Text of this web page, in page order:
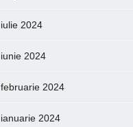
iulie 2024
iunie 2024
februarie 2024
ianuarie 2024